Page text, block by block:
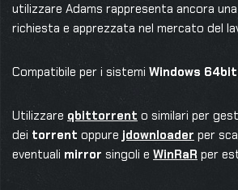
utilizzare Adams rappresenta ancora
richiesta e apprezzata nel mercato del
Compatibile per i sistemi Windows 64bit
Utilizzare qbittorrent o similari per
dei torrent oppure jdownloader per
eventuali mirror singoli e WinRaR per